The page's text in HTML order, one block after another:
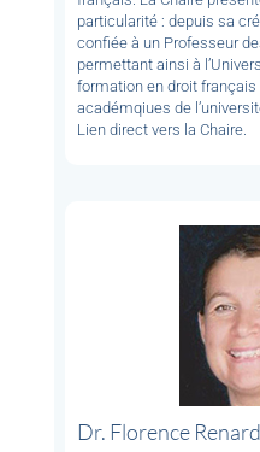
particularité : depuis sa
confiée à un Professeur
permettant ainsi à
formation en droit
académqiues de
Lien direct vers la Chaire.
Dr. Florence Renard